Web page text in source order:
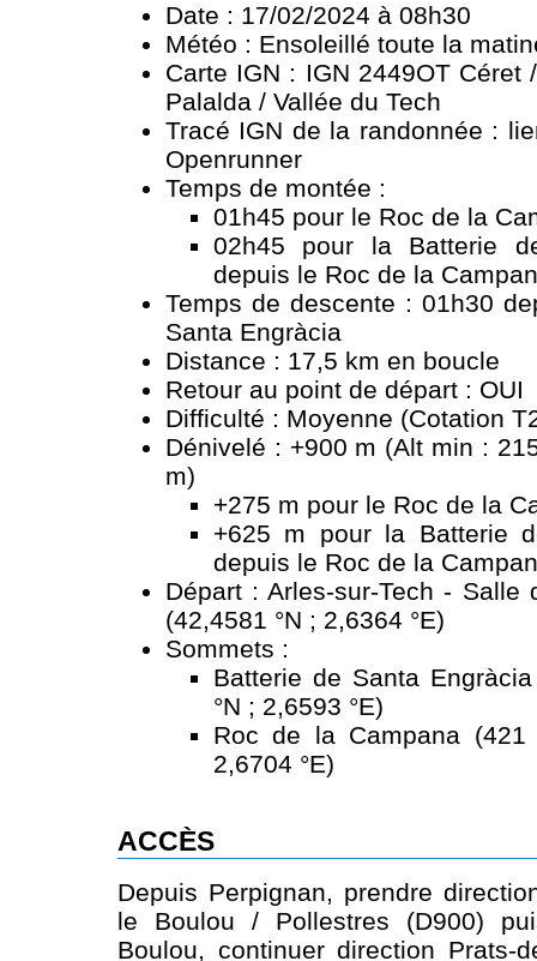
Date : 17/02/2024 à 08h30
Météo : Ensoleillé toute la
Carte IGN : IGN 2449OT Céret
Palalda / Vallée du Tech
Tracé IGN de la randonnée :
Openrunner
Temps de montée :
01h45 pour le Roc de la
02h45 pour la Batterie
depuis le Roc de la
Temps de descente : 01h30
Santa Engràcia
Distance : 17,5 km en boucle
Retour au point de départ : OUI
Difficulté : Moyenne (Cotation
Dénivelé : +900 m (Alt min :
m)
+275 m pour le Roc de la
+625 m pour la Batterie
depuis le Roc de la
Départ : Arles-sur-Tech - Salle
(42,4581 °N ; 2,6364 °E)
Sommets :
Batterie de Santa
°N ; 2,6593 °E)
Roc de la Campana
2,6704 °E)
ACCÈS
Depuis Perpignan, prendre
le Boulou / Pollestres (D900)
Boulou, continuer direction Prats-